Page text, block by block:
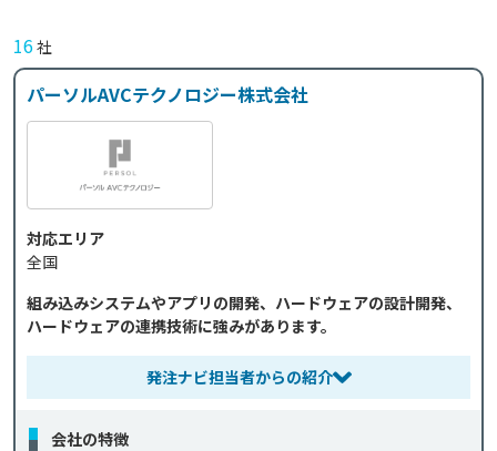
16社
パーソルAVCテクノロジー株式会社
対応エリア
全国
組み込みシステムやアプリの開発、ハードウェアの設計開発、
ハードウェアの連携技術に強みがあります。
発注ナビ担当者からの紹介
会社の特徴